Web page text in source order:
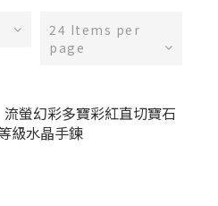
24 Items per
page